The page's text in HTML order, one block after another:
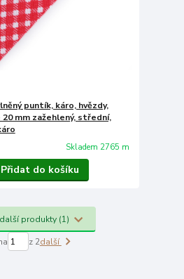
puntík, káro, hvězdy,
mm zažehlený, střední,
Skladem 2765 m
Přidat do košíku
produkty (1)
z 2další